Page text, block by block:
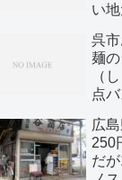
い地
呉
麺
（
点
広
250
だ